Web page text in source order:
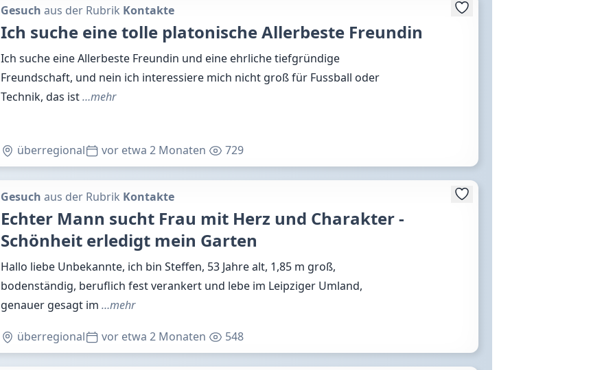
Gesuch aus der Rubrik Kontakte
Ich suche eine tolle platonische Allerbeste Freundin
Ich suche eine Allerbeste Freundin und eine ehrliche tiefgründige
Freundschaft, und nein ich interessiere mich nicht groß für Fussball oder
Technik, das ist…mehr
überregional vor etwa 2 Monaten 729
Gesuch aus der Rubrik Kontakte
Echter Mann sucht Frau mit Herz und Charakter -
Schönheit erledigt mein Garten
Hallo liebe Unbekannte, ich bin Steffen, 53 Jahre alt, 1,85 m groß,
bodenständig, beruflich fest verankert und lebe im Leipziger Umland,
genauer gesagt im …mehr
überregional vor etwa 2 Monaten 548